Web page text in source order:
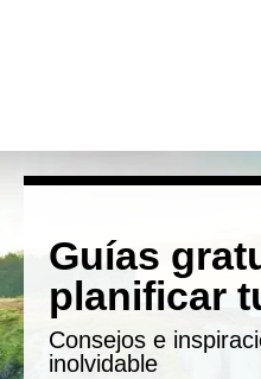
Guías
planificar
Consejos e
inolvidable